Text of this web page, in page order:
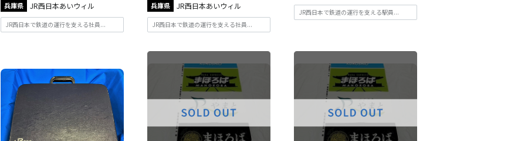
兵庫県 JR西日本あいウィル
JR西日本で鉄道の運行を支える社員...
兵庫県 JR西日本あいウィル
JR西日本で鉄道の運行を支える社員...
JR西日本で鉄道の運行を支える駅員...